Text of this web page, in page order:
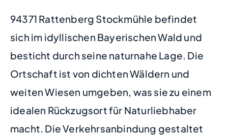
94371 Rattenberg Stockmühle befindet
sich im idyllischen Bayerischen Wald und
besticht durch seine naturnahe Lage. Die
Ortschaft ist von dichten Wäldern und
weiten Wiesen umgeben, was sie zu einem
idealen Rückzugsort für Naturliebhaber
macht. Die Verkehrsanbindung gestaltet